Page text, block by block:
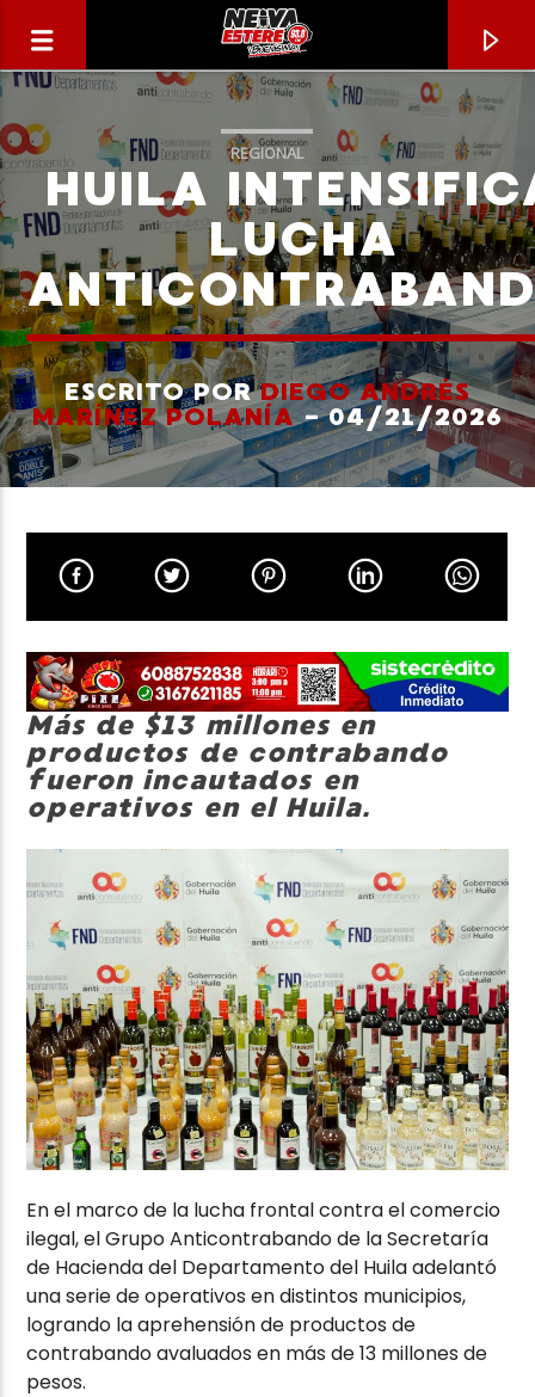
CANCIÓN ACTUAL
TÍTULO
Neiva Estereo
REGIONAL
HUILA
LUCHA
ESCRITO PORDIEGO ANDRÉS
MARÍNEZ POLANÍA- 04/21/2026
Más de $13 millones en
productos de contrabando
fueron incautados en
operativos en el Huila.
En el marco de la lucha frontal contra el comercio
ilegal, el Grupo Anticontrabando de la Secretaría
de Hacienda del Departamento del Huila adelantó
una serie de operativos en distintos municipios,
logrando la aprehensión de productos de
contrabando avaluados en más de 13 millones de
pesos.